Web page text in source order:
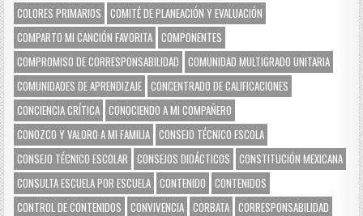
COLORES PRIMARIOS
COMITÉ DE PLANEACIÓN Y EVALUACIÓN
COMPARTO MI CANCIÓN FAVORITA COMPONENTES
COMPROMISO DE CORRESPONSABILIDAD
COMUNIDAD MULTIGRADO UNITARIA
COMUNIDADES DE APRENDIZAJE CONCENTRADO DE CALIFICACIONES
CONCIENCIA CRÍTICA CONOCIENDO A MI COMPAÑERO
CONOZCO Y VALORO A MI FAMILIA CONSEJO TÉCNICO ESCOLA
CONSEJO TÉCNICO ESCOLAR
CONSEJOS DIDÁCTICOS
CONSTITUCIÓN MEXICANA
CONSULTA ESCUELA POR ESCUELA CONTENIDO
CONTENIDOS
CONTROL DE CONTENIDOS
CONVIVENCIA CORBATA CORRESPONSABILIDAD